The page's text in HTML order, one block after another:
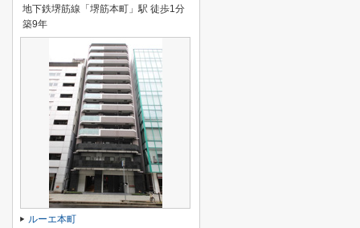
地下鉄堺筋線「堺筋本町」駅 徒歩1分
築9年
ルーエ本町